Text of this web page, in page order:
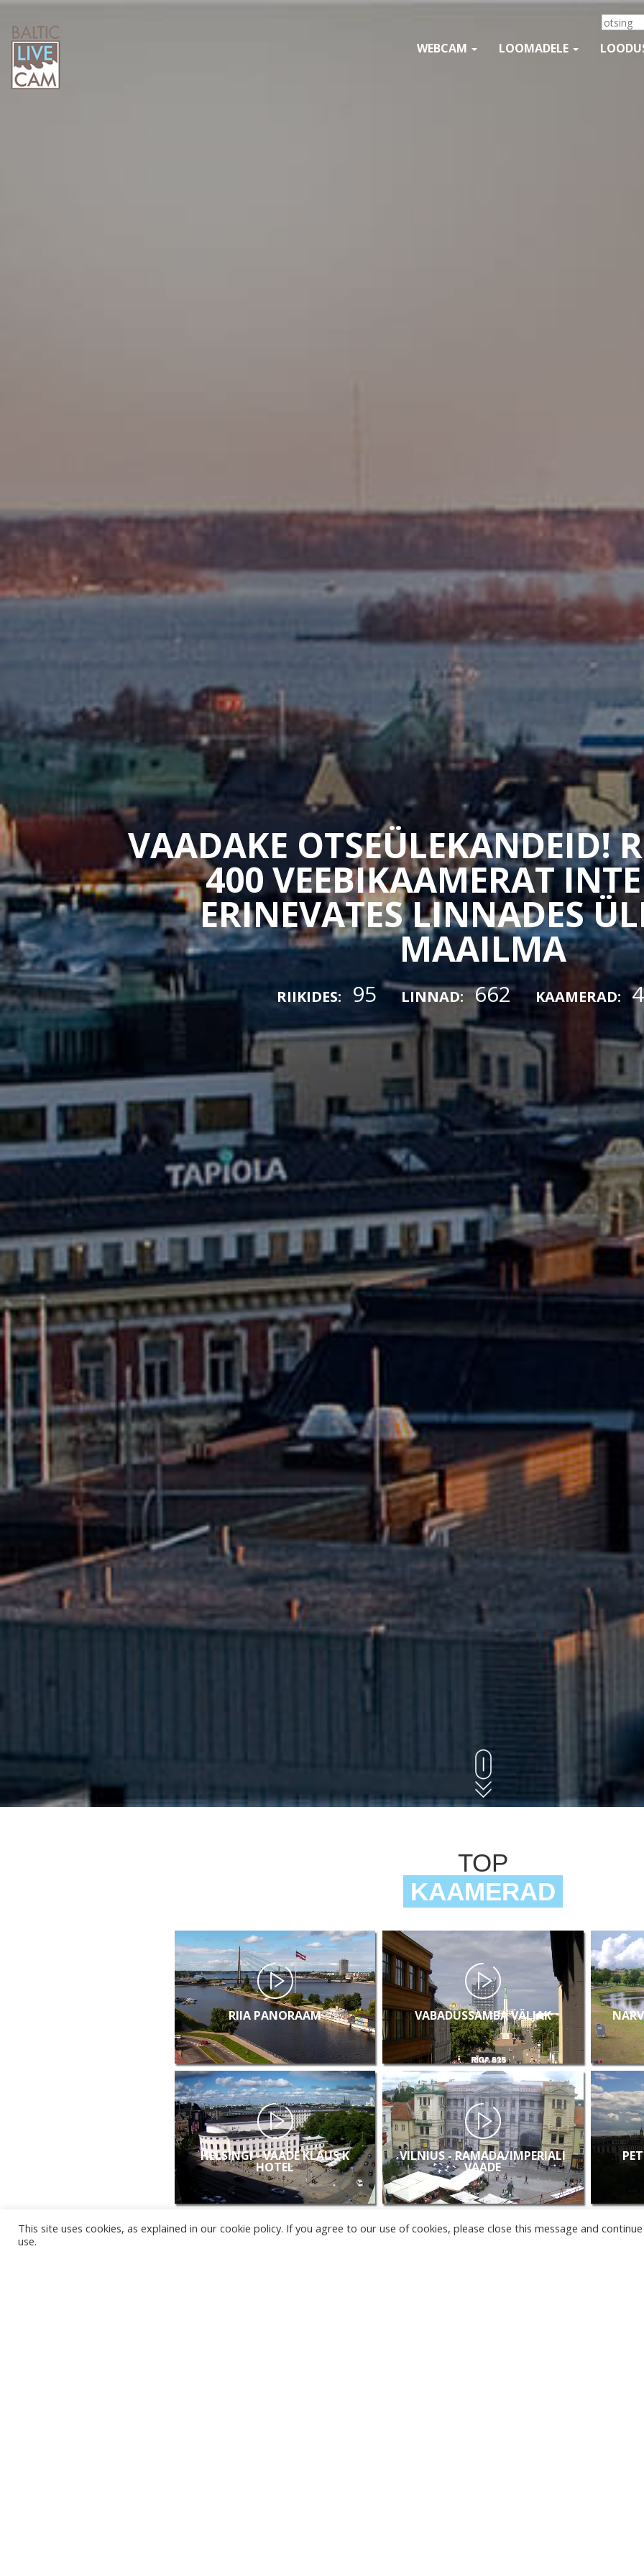
WEBCAM LOOMADELE
VAADAKE OTSEÜLEKANDEID!
400 VEEBIKAAMERAT
ERINEVATES LINNADES
MAAILMA
RIIKIDES: 95 LINNAD: 662 KAAMERAD:
TOP
KAAMERAD
RIIA PANORAAM VABADUSSAMBA VÄLJAK
HELSINGI - VAADE KLAUS K
HOTEL
VILNIUS - RAMADA/IMPERIALI
VAADE
This site uses cookies, as explained in our cookie policy. If you agree to our use of cookies, please close this message and
use.